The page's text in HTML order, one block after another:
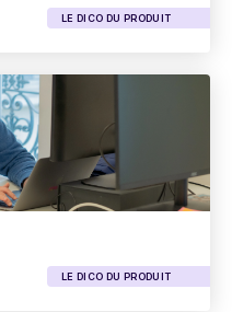
LE DICO DU PRODUIT
LE DICO DU PRODUIT